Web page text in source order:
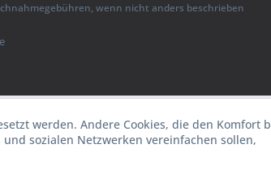
wenn nicht anders beschrieben
werden. Andere Cookies, die den Komfort
sozialen Netzwerken vereinfachen sollen,